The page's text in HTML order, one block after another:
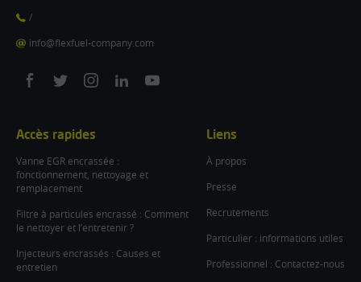
/
info@flexfuel-company.com
On
On
On
On
On
Accès rapides
Vanne EGR encrassée :
fonctionnement, nettoyage et
remplacement
Filtre à particules encrassé : Comment
le nettoyer et l’entretenir ?
Injecteurs encrassés : Causes et
entretien
Liens
À propos
Presse
Recrutements
Particulier : informations utiles
Professionnel : Contactez-nous